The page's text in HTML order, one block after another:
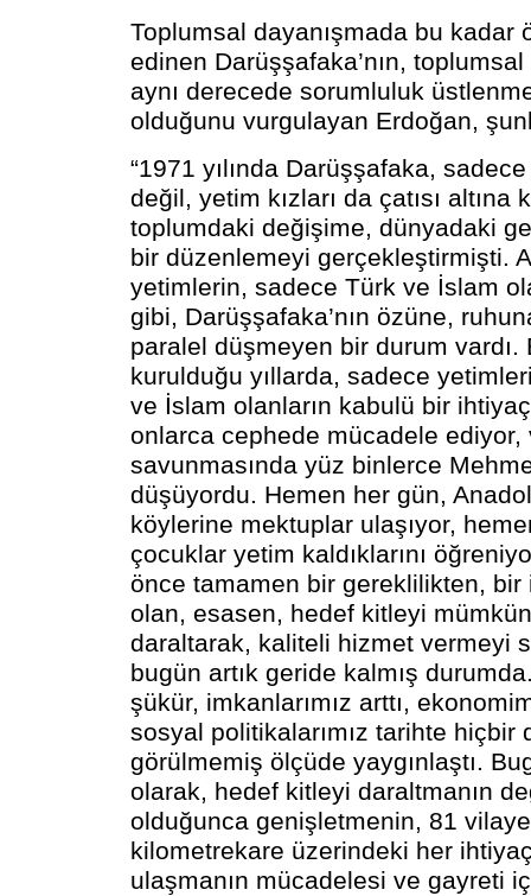
Toplumsal dayanışmada bu kadar
edinen Darüşşafaka’nın,
aynı derecede sorumluluk
olduğunu vurgulayan Erdoğan,
“1971 yılında Darüşşafaka,
değil, yetim kızları da çatısı altına
toplumdaki değişime, dünyadaki
bir düzenlemeyi gerçekleştirmişti.
yetimlerin, sadece Türk ve İslam
gibi, Darüşşafaka’nın özüne,
paralel düşmeyen bir durum vardı.
kurulduğu yıllarda, sadece
ve İslam olanların kabulü bir
onlarca cephede mücadele ediyor,
savunmasında yüz binlerce
düşüyordu. Hemen her gün,
köylerine mektuplar ulaşıyor,
çocuklar yetim kaldıklarını
önce tamamen bir gereklilikten, bir
olan, esasen, hedef kitleyi
daraltarak, kaliteli hizmet vermeyi
bugün artık geride kalmış
şükür, imkanlarımız arttı,
sosyal politikalarımız tarihte hiçbir
görülmemiş ölçüde yaygınlaştı.
olarak, hedef kitleyi daraltmanın
olduğunca genişletmenin, 81
kilometrekare üzerindeki her
ulaşmanın mücadelesi ve gayreti